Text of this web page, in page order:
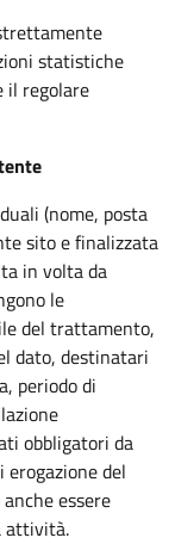
statistiche
il regolare
(nome, posta
sito e finalizzata
in volta da
le
del trattamento,
dato, destinatari
periodo di
obbligatori da
erogazione del
essere
attività.